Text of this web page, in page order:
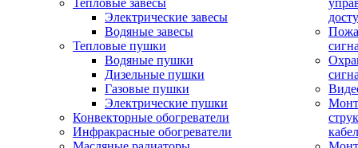
Тепловые завесы
Электрические завесы
Водяные завесы
Тепловые пушки
Водяные пушки
Дизельные пушки
Газовые пушки
Электрические пушки
Конвекторные обогреватели
Инфракрасные обогреватели